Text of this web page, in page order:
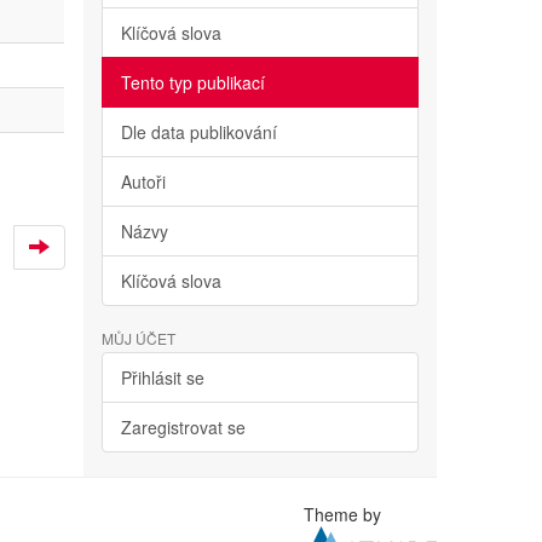
Klíčová slova
Tento typ publikací
Dle data publikování
Autoři
Názvy
Klíčová slova
MŮJ ÚČET
Přihlásit se
Zaregistrovat se
Theme by